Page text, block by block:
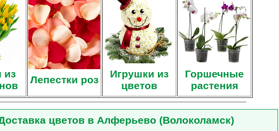
из
Лепестки роз
Игрушки из
цветов
Горшечные
растения
цветов в Алферьево (Волоколамск)